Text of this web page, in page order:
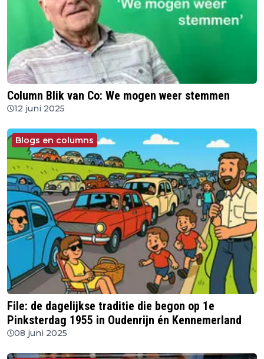
Column Blik van Co: We mogen weer stemmen
12 juni 2025
Blogs en columns
File: de dagelijkse traditie die begon op 1e
Pinksterdag 1955 in Oudenrijn én Kennemerland
08 juni 2025